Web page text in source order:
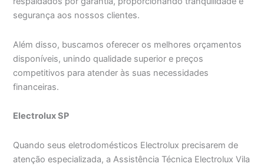
segurança aos nossos clientes.
Além disso, buscamos oferecer os melhores orçamentos
disponíveis, unindo qualidade superior e preços
competitivos para atender às suas necessidades
financeiras.
Electrolux SP
Quando seus eletrodomésticos Electrolux precisarem de
atenção especializada, a Assistência Técnica Electrolux Vila